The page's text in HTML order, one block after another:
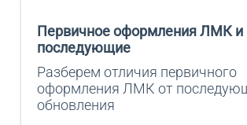
Первичное оформления ЛМК и
последующие
Разберем отличия первичного
оформления ЛМК от
обновления